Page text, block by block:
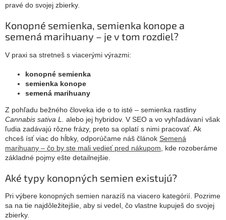
pravé do svojej zbierky.
Konopné semienka, semienka konope a
semená marihuany – je v tom rozdiel?
V praxi sa stretneš s viacerými výrazmi:
konopné semienka
semienka konope
semená marihuany
Z pohľadu bežného človeka ide o to isté – semienka rastliny
Cannabis sativa L.
alebo jej hybridov. V SEO a vo vyhľadávaní však
ľudia zadávajú rôzne frázy, preto sa oplatí s nimi pracovať. Ak
chceš ísť viac do hĺbky, odporúčame náš článok Semená
marihuany – čo by ste mali vedieť pred nákupom , kde rozoberáme
základné pojmy ešte detailnejšie.
Aké typy konopných semien existujú?
Pri výbere konopných semien narazíš na viacero kategórií. Pozrime
sa na tie najdôležitejšie, aby si vedel, čo vlastne kupuješ do svojej
zbierky.